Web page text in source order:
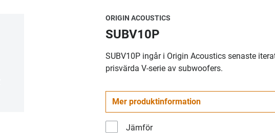
ORIGIN ACOUSTICS
SUBV10P
SUBV10P ingår i Origin Acoustics senaste
prisvärda V-serie av subwoofers.
Mer produktinformation
Jämför